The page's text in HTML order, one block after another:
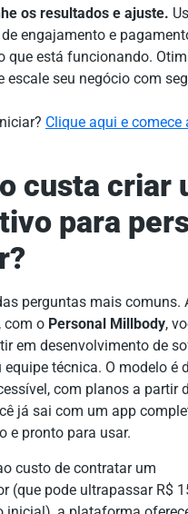
os resultados e ajuste.
engajamento e
que está funcionando.
escale seu negócio com
Clique aqui e comece
custa criar
para
perguntas mais comuns.
com o Personal Millbody,
em desenvolvimento de
equipe técnica. O modelo é
com planos a partir
já sai com um app
e pronto para usar.
custo de contratar um
(que pode ultrapassar R$